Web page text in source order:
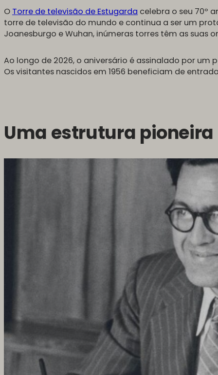
O Torre de televisão de Estugarda celebra o seu 70º
torre de televisão do mundo e continua a ser um
Joanesburgo e Wuhan, inúmeras torres têm as suas
Ao longo de 2026, o aniversário é assinalado por
Os visitantes nascidos em 1956 beneficiam de
Uma estrutura